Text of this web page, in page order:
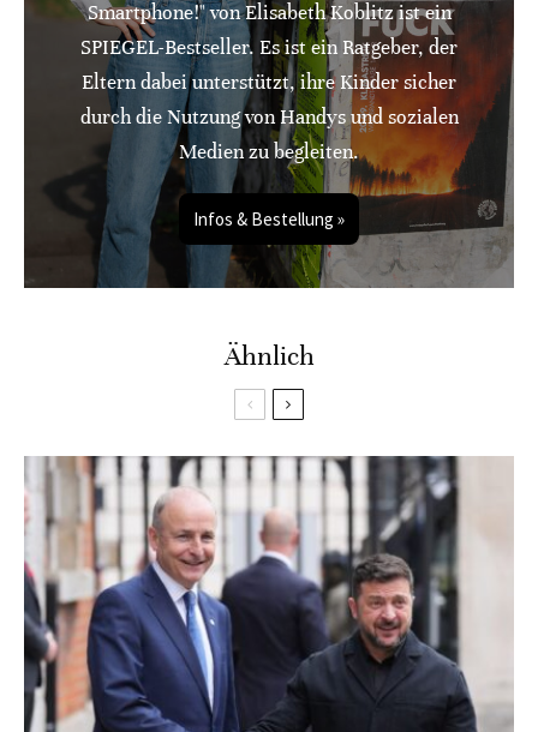
Smartphone!" von Elisabeth Koblitz ist ein
SPIEGEL-Bestseller. Es ist ein Ratgeber, der
Eltern dabei unterstützt, ihre Kinder sicher
durch die Nutzung von Handys und sozialen
Medien zu begleiten.
Infos & Bestellung »
Ähnlich